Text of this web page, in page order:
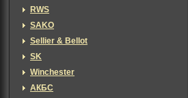
RWS
SAKO
Sellier & Bellot
SK
Winchester
АКБС